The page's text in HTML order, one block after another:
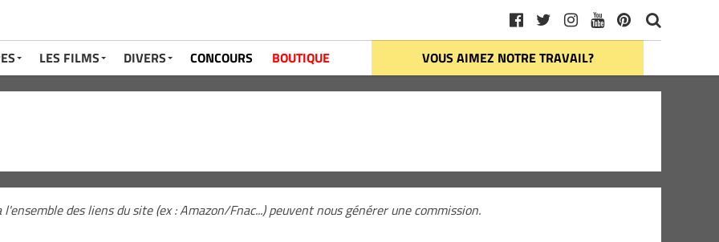
LES FILMS DIVERS CONCOURS BOUTIQUE VOUS AIMEZ NOTRE TRAVAIL?
des liens du site (ex : Amazon/Fnac...) peuvent nous générer une commission.